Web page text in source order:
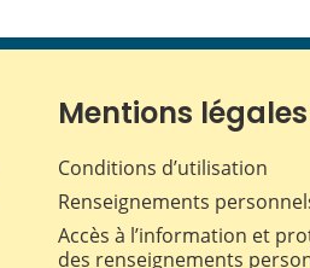
Mentions légales
Conditions d’utilisation
Renseignements
Accès à l’information et
des renseignements